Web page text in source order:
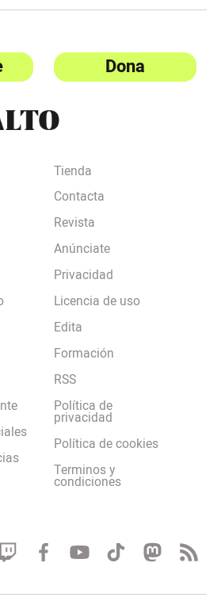
Dona
Tienda
Contacta
Revista
Anúnciate
Privacidad
Licencia de uso
Edita
Formación
RSS
Política de
privacidad
Política de cookies
Terminos y
condiciones